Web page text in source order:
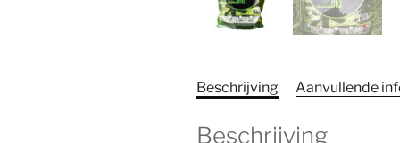
Beschrijving Aanvullende
Beschrijving